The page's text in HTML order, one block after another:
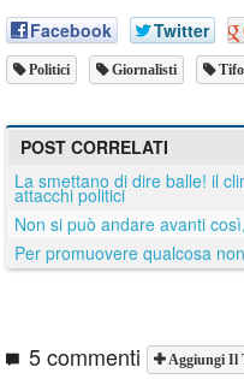
Facebook Twitter
Politici Giornalisti
POST CORRELATI
La smettano di dire balle! il
attacchi politici
Non si può andare avanti
Per promuovere qualcosa
5 commenti Aggiungi Il